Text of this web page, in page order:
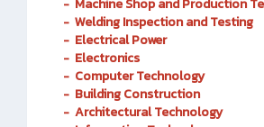
- Automotive and Mechanic
- Machine Shop and Production
- Welding Inspection and Testing
- Electrical Power
- Electronics
- Computer Technology
- Building Construction